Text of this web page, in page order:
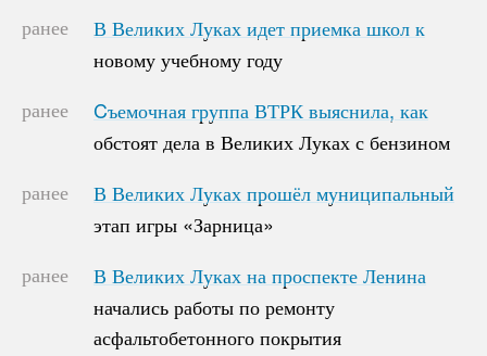
ранее
В Великих Луках идет приемка школ к
новому учебному году
В Великих Луках идет приемка школ к
новому учебному году
ранее
Cъемочная группа ВТРК выяснила, как
обстоят дела в Великих Луках с бензином
Cъемочная группа ВТРК выяснила, как
обстоят дела в Великих Луках с бензином
ранее
В Великих Луках прошёл муниципальный
этап игры «Зарница»
В Великих Луках прошёл муниципальный
этап игры «Зарница»
ранее
В Великих Луках на проспекте Ленина
начались работы по ремонту
асфальтобетонного покрытия
В Великих Луках на проспекте Ленина
начались работы по ремонту
асфальтобетонного покрытия